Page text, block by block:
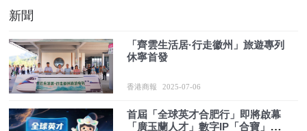
新聞
「齊雲生活居·行走徽州」旅遊專列
休寧首發
香港商報 2025-07-06
首屆「全球英才合肥行」即將啟幕
「廣玉蘭人才」數字IP「合寶」靈